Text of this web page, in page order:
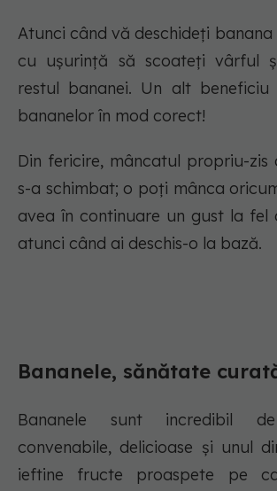
Atunci când vă deschideți
cu ușurință să scoateți vârful
restul bananei. Un alt beneficiu
bananelor în mod corect!
Din fericire, mâncatul propriu-zis
s-a schimbat; o poți mânca
avea în continuare un gust la fel
atunci când ai deschis-o la bază.
Bananele, sănătate
Bananele sunt incredibil de
convenabile, delicioase și unul
ieftine fructe proaspete pe